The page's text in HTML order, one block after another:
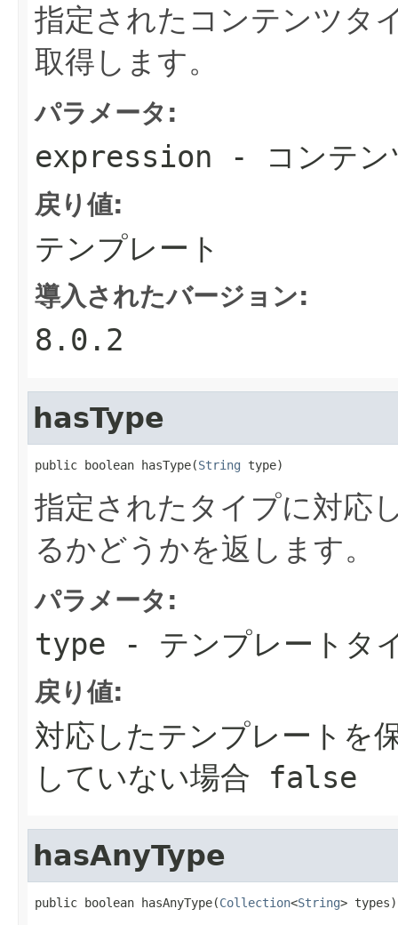
指定されたコンテンツタ
取得します。
パラメータ:
expression - コンテン
戻り値:
テンプレート
導入されたバージョン:
8.0.2
hasType
public boolean hasType(String type)
指定されたタイプに対応
るかどうかを返します。
パラメータ:
type - テンプレートタ
戻り値:
対応したテンプレート
していない場合 false
hasAnyType
public boolean hasAnyType(Collection<String> types)